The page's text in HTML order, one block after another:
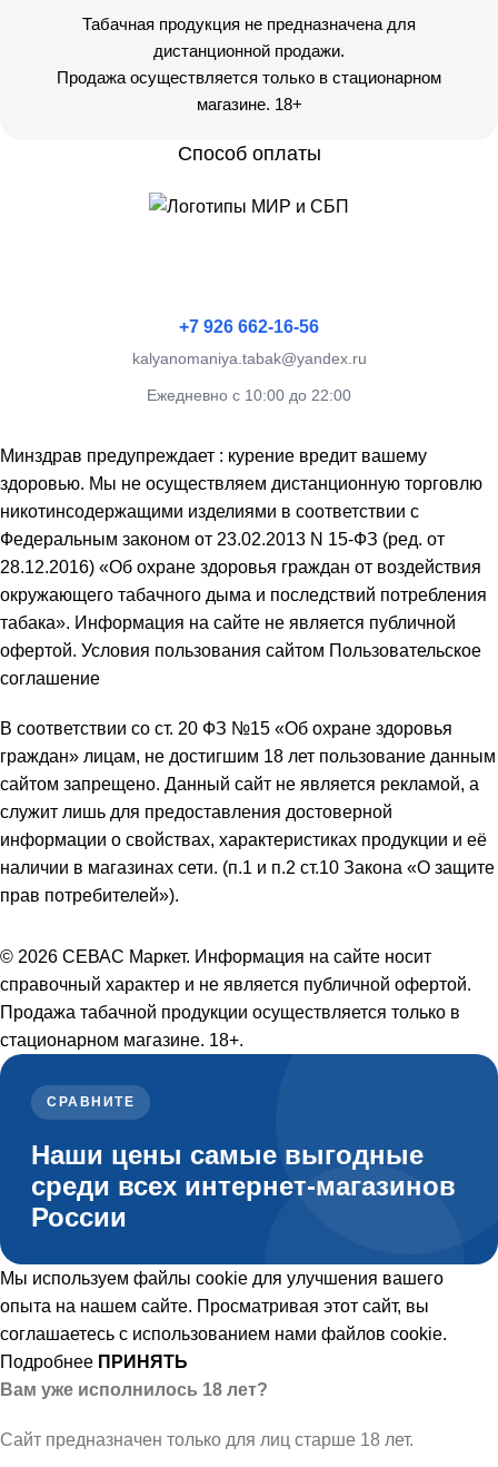
Табачная продукция не предназначена для
дистанционной продажи.
Продажа осуществляется только в стационарном
магазине. 18+
Способ оплаты
+7 926 662-16-56
kalyanomaniya.tabak@yandex.ru
Ежедневно с 10:00 до 22:00
Минздрав предупреждает : курение вредит вашему
здоровью. Мы не осуществляем дистанционную торговлю
никотинсодержащими изделиями в соответствии с
Федеральным законом от 23.02.2013 N 15-ФЗ (ред. от
28.12.2016) «Об охране здоровья граждан от воздействия
окружающего табачного дыма и последствий потребления
табака». Информация на сайте не является публичной
офертой. Условия пользования сайтом Пользовательское
соглашение
В соответствии со ст. 20 ФЗ №15 «Об охране здоровья
граждан» лицам, не достигшим 18 лет пользование данным
сайтом запрещено. Данный сайт не является рекламой, а
служит лишь для предоставления достоверной
информации о свойствах, характеристиках продукции и её
наличии в магазинах сети. (п.1 и п.2 ст.10 Закона «О защите
прав потребителей»).
© 2026 СЕВАС Маркет. Информация на сайте носит
справочный характер и не является публичной офертой.
Продажа табачной продукции осуществляется только в
стационарном магазине. 18+.
СРАВНИТЕ
Наши цены самые выгодные
среди всех интернет-магазинов
России
Мы используем файлы cookie для улучшения вашего
опыта на нашем сайте. Просматривая этот сайт, вы
соглашаетесь с использованием нами файлов cookie.
Подробнее ПРИНЯТЬ
Вам уже исполнилось 18 лет?
Сайт предназначен только для лиц старше 18 лет.